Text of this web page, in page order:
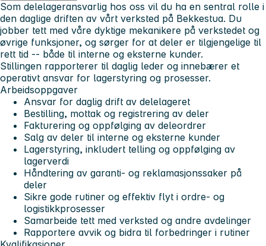
Som delelageransvarlig hos oss vil du ha en sentral rolle i
den daglige driften av vårt verksted på Bekkestua. Du
jobber tett med våre dyktige mekanikere på verkstedet og
øvrige funksjoner, og sørger for at deler er tilgjengelige til
rett tid -- både til interne og eksterne kunder.
Stillingen rapporterer til daglig leder og innebærer et
operativt ansvar for lagerstyring og prosesser.
Arbeidsoppgaver
Ansvar for daglig drift av delelageret
Bestilling, mottak og registrering av deler
Fakturering og oppfølging av deleordrer
Salg av deler til interne og eksterne kunder
Lagerstyring, inkludert telling og oppfølging av
lagerverdi
Håndtering av garanti- og reklamasjonssaker på
deler
Sikre gode rutiner og effektiv flyt i ordre- og
logistikkprosesser
Samarbeide tett med verksted og andre avdelinger
Rapportere avvik og bidra til forbedringer i rutiner